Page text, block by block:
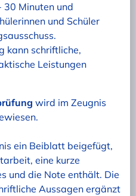
Minuten und
und Schüler
kann schriftliche,
Leistungen
wird im Zeugnis
ein Beiblatt beigefügt,
eine kurze
und die Note enthält. Die
Aussagen ergänzt